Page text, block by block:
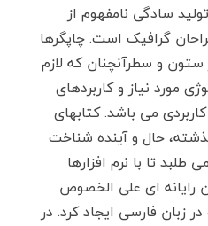
سادگی نامفهوم از
گرافیک است. چاپگرها
ستون و سطرآنچنان که لازم
مورد نیاز و کاربردهای
می باشد. کتابهای
حال و آینده شناخت
تا با نرم افزارها
رایانه ای علی الخصوص
زبان فارسی ایجاد کرد. در